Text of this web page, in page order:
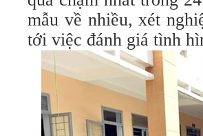
mẫu về nhiều, xét
tới việc đánh giá tình